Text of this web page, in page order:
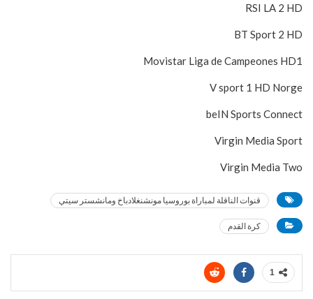
RSI LA 2 HD
BT Sport 2 HD
Movistar Liga de Campeones HD1
V sport 1 HD Norge
beIN Sports Connect
Virgin Media Sport
Virgin Media Two
قنوات الناقلة لمباراة بوروسيا مونشنغلادباخ ومانشستر سيتي
كرة القدم
1